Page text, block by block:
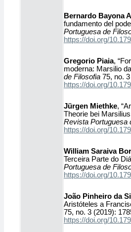
Bernardo Bayona
fundamento del
Portuguesa de
https://doi.org/
Gregorio Piaia,
moderna: Marsilio
de Filosofia 75, no.
https://doi.org/
Jürgen Miethke,
Theorie bei
Revista Portuguesa
https://doi.org/
William Saraiva
Terceira Parte do
Portuguesa de
https://doi.org/
João Pinheiro da
Aristóteles a
75, no. 3 (2019):
https://doi.org/